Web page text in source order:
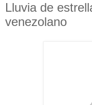
Lluvia de
venezolano